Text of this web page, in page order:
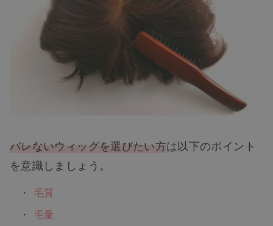
バレないウィッグを選びたい方は以下のポイント
を意識しましょう。
毛質
毛量